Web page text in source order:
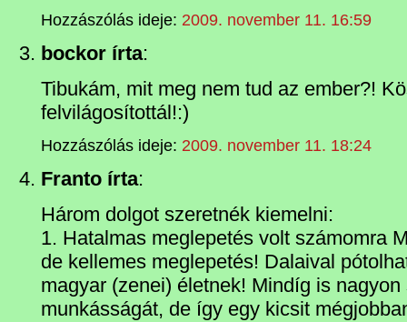
Hozzászólás ideje: 2009. november 11. 16:59
bockor írta:
Tibukám, mit meg nem tud az ember?!
felvilágosítottál!:)
Hozzászólás ideje: 2009. november 11. 18:24
Franto írta:
Három dolgot szeretnék kiemelni:
1. Hatalmas meglepetés volt számomra
de kellemes meglepetés! Dalaival
magyar (zenei) életnek! Mindíg is nagyon
munkásságát, de így egy kicsit